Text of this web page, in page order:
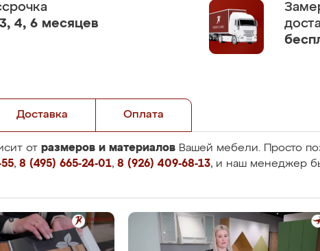
4, 6 месяцев
Доставка Оплата
от размеров и материалов Вашей мебели. Просто
, 8 (495) 665-24-01, 8 (926) 409-68-13, и наш менеджер